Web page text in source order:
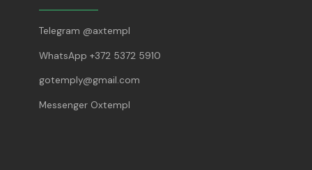
Telegram @axtempl
WhatsApp +372 5372 5910
gotemply@gmail.com
Messenger Oxtempl